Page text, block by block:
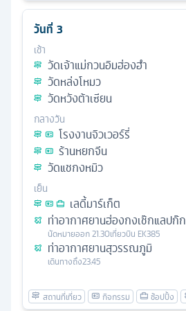
วันที่ 3
เช้า
วัดเจ้าแม่กวนอิมฮ่องฮำ
วัดหล่งโหมว
วัดหวังต้าเซียน
กลางวัน
โรงงานจิวเวอร์รี่
ร้านหยกจีน
วัดแชกงหมิว
เย็น
เลดี้มาร์เก็ต
ท่าอากาศยานฮ่องกงเช๊กแลปก๊ก
นัดหมายออก21.30เที่ยวบิน EK385
ท่าอากาศยานสุวรรณภูมิ
เดินทางถึง23.45